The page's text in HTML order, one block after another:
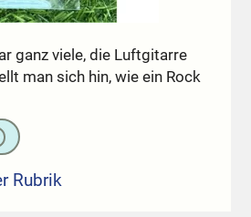
ganz viele, die Luftgitarre
man sich hin, wie ein Rock
Rubrik